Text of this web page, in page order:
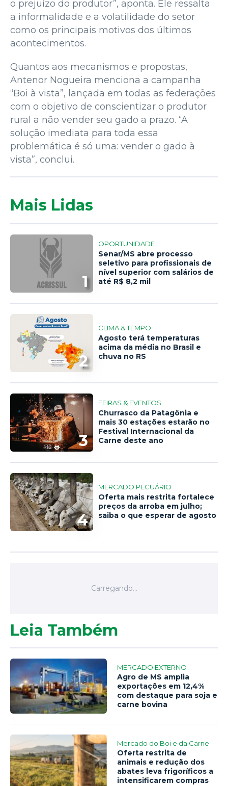
o prejuízo do produtor”, aponta. Ele ressalta
a informalidade e a volatilidade do setor
como os principais motivos dos últimos
acontecimentos.
Quantos aos mecanismos e propostas,
Antenor Nogueira menciona a campanha
“Boi à vista”, lançada em todas as federações
com o objetivo de conscientizar o produtor
rural a não vender seu gado a prazo. “A
solução imediata para toda essa
problemática é só uma: vender o gado à
vista”, conclui.
Mais Lidas
1
OPORTUNIDADE
Senar/MS abre processo
seletivo para profissionais de
nível superior com salários de
até R$ 8,2 mil
2
CLIMA & TEMPO
Agosto terá temperaturas
acima da média no Brasil e
chuva no RS
3
FEIRAS & EVENTOS
Churrasco da Patagônia e
mais 30 estações estarão no
Festival Internacional da
Carne deste ano
4
MERCADO PECUÁRIO
Oferta mais restrita fortalece
preços da arroba em julho;
saiba o que esperar de agosto
Leia Também
MERCADO EXTERNO
Agro de MS amplia
exportações em 12,4%
com destaque para soja e
carne bovina
Mercado do Boi e da Carne
Oferta restrita de
animais e redução dos
abates leva frigoríficos a
intensificarem compras